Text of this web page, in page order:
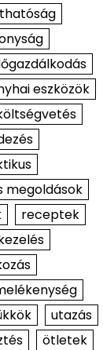
eszközök
megoldások
receptek
utazás
ötletek